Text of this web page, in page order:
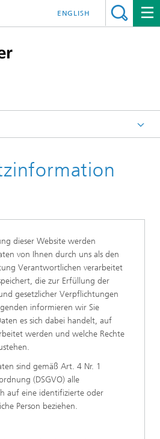
ENGLISH
dieser Website werden
von Ihnen durch uns als den
Verantwortlichen verarbeitet
die zur Erfüllung der
gesetzlicher Verpflichtungen
informieren wir Sie
es sich dabei handelt, auf
werden und welche Rechte
sind gemäß Art. 4 Nr. 1
(DSGVO) alle
auf eine identifizierte oder
Person beziehen.